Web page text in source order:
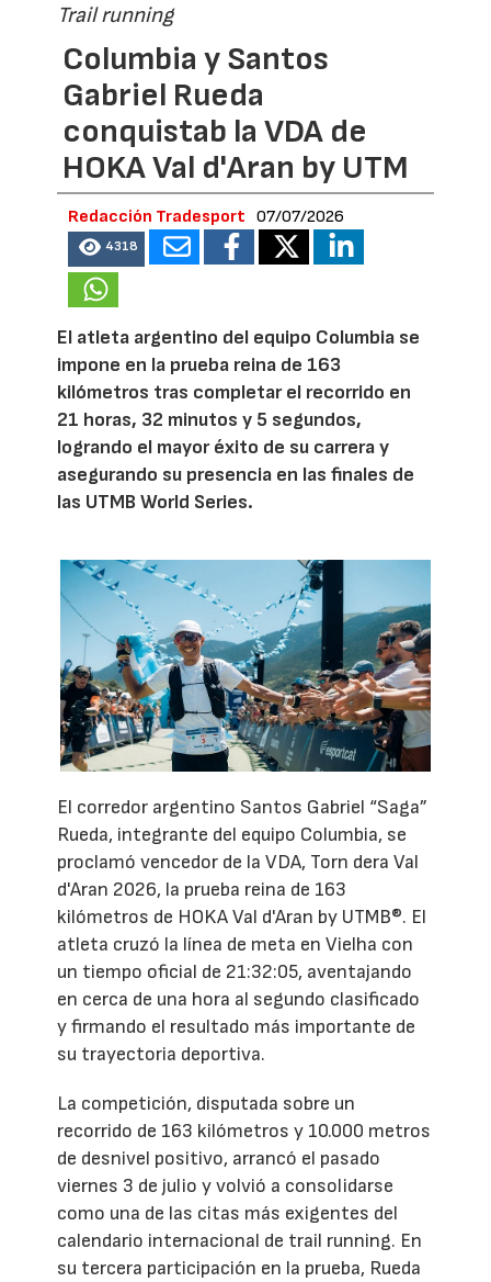
Trail running
Columbia y Santos
Gabriel Rueda
conquistab la VDA de
HOKA Val d'Aran by UTM
Redacción Tradesport 07/07/2026
4318
El atleta argentino del equipo Columbia se
impone en la prueba reina de 163
kilómetros tras completar el recorrido en
21 horas, 32 minutos y 5 segundos,
logrando el mayor éxito de su carrera y
asegurando su presencia en las finales de
las UTMB World Series.
El corredor argentino Santos Gabriel “Saga”
Rueda, integrante del equipo Columbia, se
proclamó vencedor de la VDA, Torn dera Val
d'Aran 2026, la prueba reina de 163
kilómetros de HOKA Val d'Aran by UTMB®. El
atleta cruzó la línea de meta en Vielha con
un tiempo oficial de 21:32:05, aventajando
en cerca de una hora al segundo clasificado
y firmando el resultado más importante de
su trayectoria deportiva.
La competición, disputada sobre un
recorrido de 163 kilómetros y 10.000 metros
de desnivel positivo, arrancó el pasado
viernes 3 de julio y volvió a consolidarse
como una de las citas más exigentes del
calendario internacional de trail running. En
su tercera participación en la prueba, Rueda